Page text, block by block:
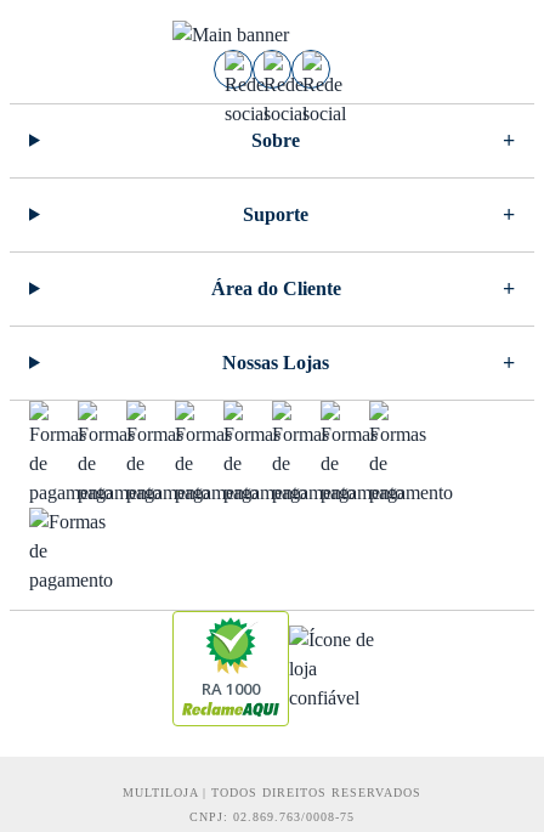
Sobre
Suporte
Área do Cliente
Nossas Lojas
RA 1000
MULTILOJA | TODOS DIREITOS RESERVADOS
CNPJ: 02.869.763/0008-75